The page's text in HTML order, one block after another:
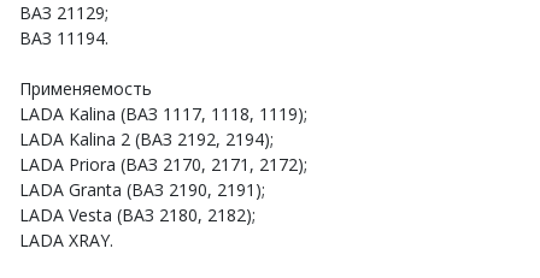
ВАЗ 21129;
ВАЗ 11194.
Применяемость
LADA Kalina (ВАЗ 1117, 1118, 1119);
LADA Kalina 2 (ВАЗ 2192, 2194);
LADA Priora (ВАЗ 2170, 2171, 2172);
LADA Granta (ВАЗ 2190, 2191);
LADA Vesta (ВАЗ 2180, 2182);
LADA XRAY.